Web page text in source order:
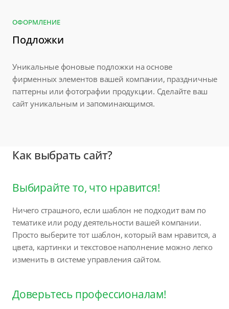
ОФОРМЛЕНИЕ
Подложки
Уникальные фоновые подложки на основе
фирменных элементов вашей компании, праздничные
паттерны или фотографии продукции. Сделайте ваш
сайт уникальным и запоминающимся.
Как выбрать сайт?
Выбирайте то, что нравится!
Ничего страшного, если шаблон не подходит вам по
тематике или роду деятельности вашей компании.
Просто выберите тот шаблон, который вам нравится, а
цвета, картинки и текстовое наполнение можно легко
изменить в системе управления сайтом.
Доверьтесь профессионалам!